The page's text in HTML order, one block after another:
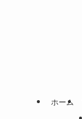
ホーム